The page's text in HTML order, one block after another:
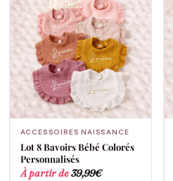
ACCESSOIRES NAISSANCE
Lot 8 Bavoirs Bébé Colorés
Personnalisés
À partir de39,99€